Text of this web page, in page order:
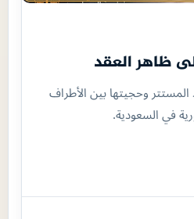
ظاهر العقد
وحجيتها بين الأطراف
في السعودية.